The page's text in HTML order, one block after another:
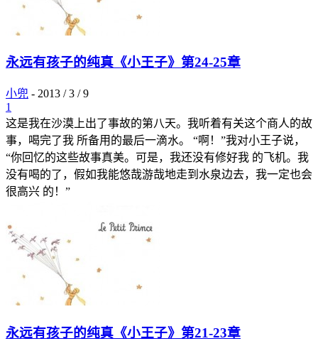
永远有孩子的纯真《小王子》第24-25章
小兜 - 2013 / 3 / 9
1
这是我在沙漠上出了事故的第八天。我听着有关这个商人的故
事，喝完了我 所备用的最后一滴水。 “啊！”我对小王子说，
“你回忆的这些故事真美。可是，我还没有修好我 的飞机。我
没有喝的了，假如我能悠哉游哉地走到水泉边去，我一定也会
很高兴 的！”
永远有孩子的纯真《小王子》第21-23章